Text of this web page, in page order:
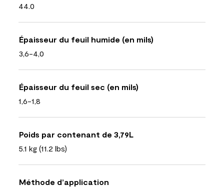
44.0
Épaisseur du feuil humide (en mils)
3,6-4,0
Épaisseur du feuil sec (en mils)
1,6-1,8
Poids par contenant de 3,79L
5.1 kg (11.2 lbs)
Méthode d’application